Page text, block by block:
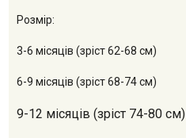
Розмір:
3-6 місяців (зріст 62-68 см)
6-9 місяців (зріст 68-74 см)
9-12 місяців (зріст 74-80 см)